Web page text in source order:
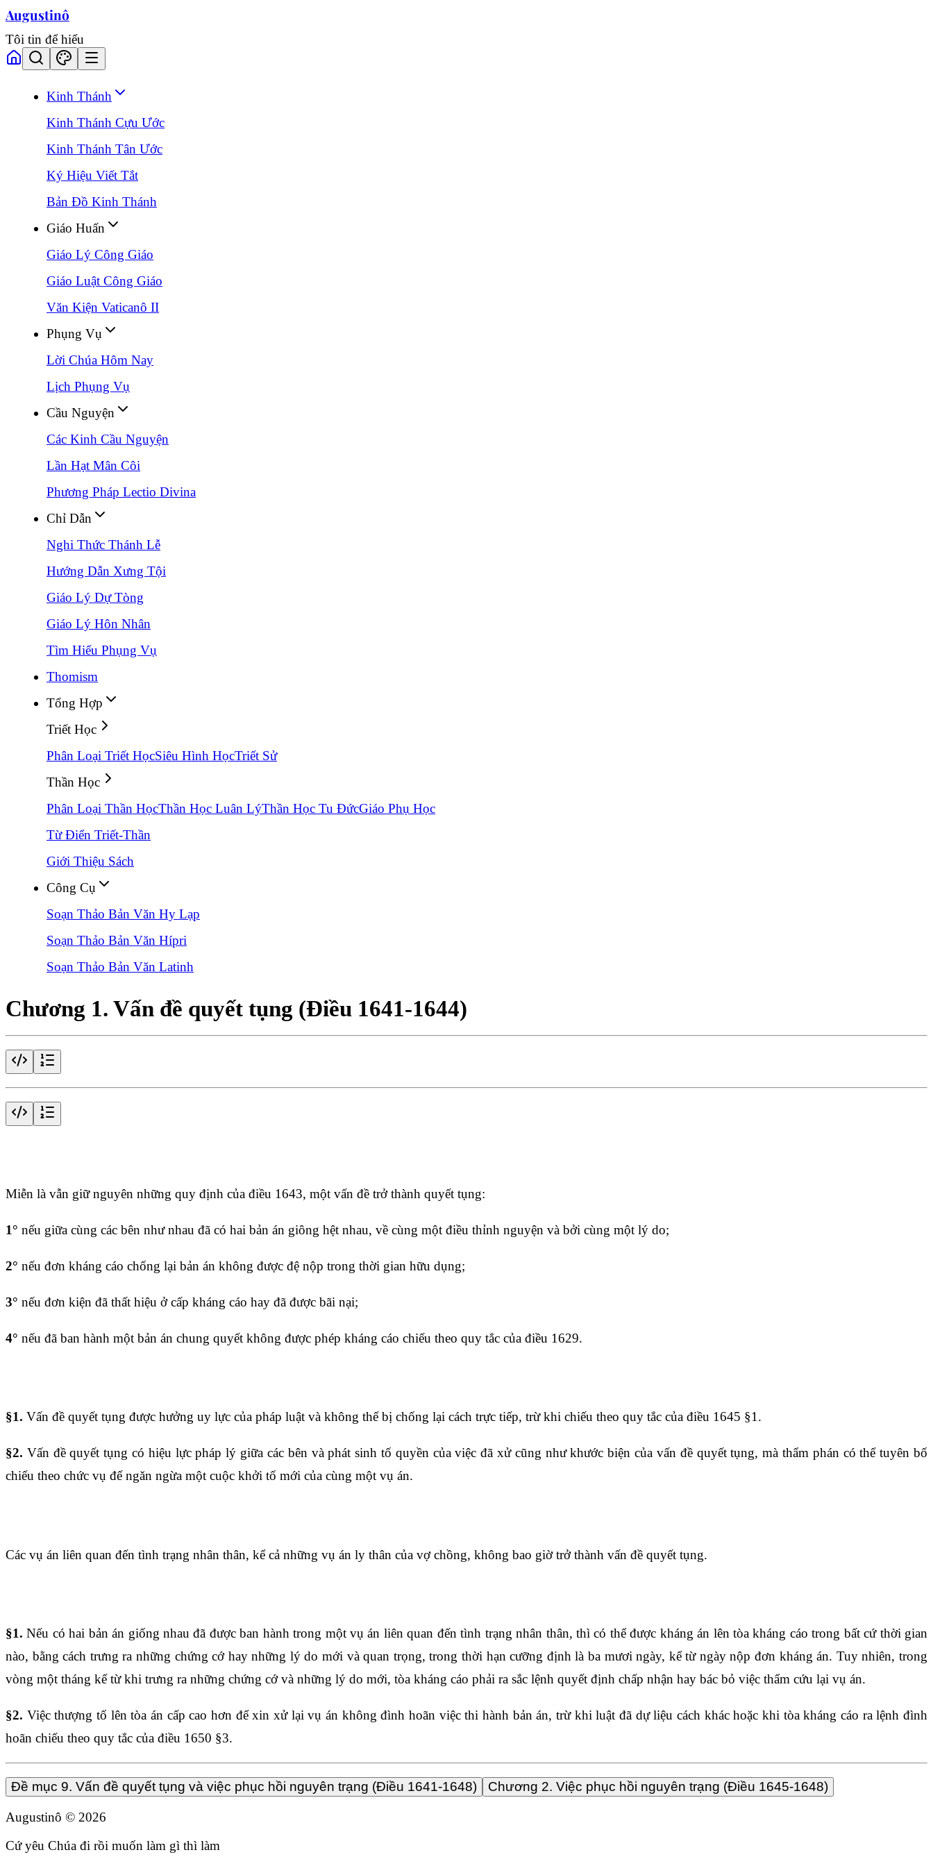
Augustinô
Tôi tin để hiểu
Kinh Thánh
Kinh Thánh Cựu Ước
Kinh Thánh Tân Ước
Ký Hiệu Viết Tắt
Bản Đồ Kinh Thánh
Giáo Huấn
Giáo Lý Công Giáo
Giáo Luật Công Giáo
Văn Kiện Vaticanô II
Phụng Vụ
Lời Chúa Hôm Nay
Lịch Phụng Vụ
Cầu Nguyện
Các Kinh Cầu Nguyện
Lần Hạt Mân Côi
Phương Pháp Lectio Divina
Chỉ Dẫn
Nghi Thức Thánh Lễ
Hướng Dẫn Xưng Tội
Giáo Lý Dự Tòng
Giáo Lý Hôn Nhân
Tìm Hiểu Phụng Vụ
Thomism
Tổng Hợp
Triết Học
Phân Loại Triết HọcSiêu Hình HọcTriết Sử
Thần Học
Phân Loại Thần HọcThần Học Luân LýThần Học Tu ĐứcGiáo Phụ Học
Từ Điển Triết-Thần
Giới Thiệu Sách
Công Cụ
Soạn Thảo Bản Văn Hy Lạp
Soạn Thảo Bản Văn Hípri
Soạn Thảo Bản Văn Latinh
Chương 1. Vấn đề quyết tụng (Điều 1641-1644)
Miễn là vẫn giữ nguyên những quy định của điều 1643, một vấn đề trở thành quyết tụng:
1° nếu giữa cùng các bên như nhau đã có hai bản án giông hệt nhau, về cùng một điều thỉnh nguyện và bởi cùng một lý do;
2° nếu đơn kháng cáo chống lại bản án không được đệ nộp trong thời gian hữu dụng;
3° nếu đơn kiện đã thất hiệu ở cấp kháng cáo hay đã được bãi nại;
4° nếu đã ban hành một bản án chung quyết không được phép kháng cáo chiếu theo quy tắc của điều 1629.
§1. Vấn đề quyết tụng được hưởng uy lực của pháp luật và không thể bị chống lại cách trực tiếp, trừ khi chiếu theo quy tắc của điều 1645 §1.
§2. Vấn đề quyết tụng có hiệu lực pháp lý giữa các bên và phát sinh tố quyền của việc đã xử cũng như khước biện của vấn đề quyết tụng, mà thẩm phán có thể tuyên bố
chiếu theo chức vụ để ngăn ngừa một cuộc khởi tố mới của cùng một vụ án.
Các vụ án liên quan đến tình trạng nhân thân, kể cả những vụ án ly thân của vợ chồng, không bao giờ trở thành vấn đề quyết tụng.
§1. Nếu có hai bản án giống nhau đã được ban hành trong một vụ án liên quan đến tình trạng nhân thân, thì có thể được kháng án lên tòa kháng cáo trong bất cứ thời gian
nào, bằng cách trưng ra những chứng cớ hay những lý do mới và quan trọng, trong thời hạn cưỡng định là ba mươi ngày, kể từ ngày nộp đơn kháng án. Tuy nhiên, trong
vòng một tháng kế từ khi trưng ra những chứng cớ và những lý do mới, tòa kháng cáo phải ra sắc lệnh quyết định chấp nhận hay bác bỏ việc thẩm cứu lại vụ án.
§2. Việc thượng tố lên tòa án cấp cao hơn để xin xử lại vụ án không đình hoãn việc thi hành bản án, trừ khi luật đã dự liệu cách khác hoặc khi tòa kháng cáo ra lệnh đình
hoãn chiếu theo quy tắc của điều 1650 §3.
Đề mục 9. Vấn đề quyết tụng và việc phục hồi nguyên trạng (Điều 1641-1648) Chương 2. Việc phục hồi nguyên trạng (Điều 1645-1648)
Augustinô © 2026
Cứ yêu Chúa đi rồi muốn làm gì thì làm